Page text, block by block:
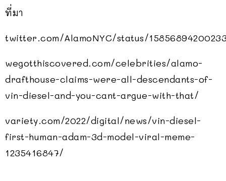
ที่มา
twitter.com/AlamoNYC/status/
wegotthiscovered.com/celebrities/alamo-
drafthouse-claims-were-all-descendants-of-
vin-diesel-and-you-cant-argue-with-that/
variety.com/2022/digital/news/vin-diesel-
first-human-adam-3d-model-viral-meme-
1235416847/